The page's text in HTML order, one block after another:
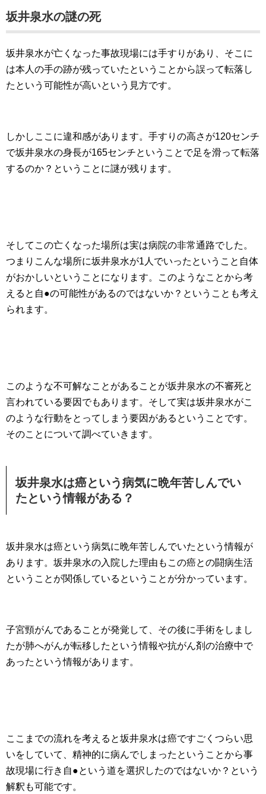
坂井泉水の謎の死
坂井泉水が亡くなった事故現場には手すりがあり、そこに
は本人の手の跡が残っていたということから誤って転落し
たという可能性が高いという見方です。
しかしここに違和感があります。手すりの高さが120センチ
で坂井泉水の身長が165センチということで足を滑って転落
するのか？ということに謎が残ります。
そしてこの亡くなった場所は実は病院の非常通路でした。
つまりこんな場所に坂井泉水が1人でいったということ自体
がおかしいということになります。このようなことから考
えると自●の可能性があるのではないか？ということも考え
られます。
このような不可解なことがあることが坂井泉水の不審死と
言われている要因でもあります。そして実は坂井泉水がこ
のような行動をとってしまう要因があるということです。
そのことについて調べていきます。
坂井泉水は癌という病気に晩年苦しんでい
たという情報がある？
坂井泉水は癌という病気に晩年苦しんでいたという情報が
あります。坂井泉水の入院した理由もこの癌との闘病生活
ということが関係しているということが分かっています。
子宮頸がんであることが発覚して、その後に手術をしまし
たが肺へがんが転移したという情報や抗がん剤の治療中で
あったという情報があります。
ここまでの流れを考えると坂井泉水は癌ですごくつらい思
いをしていて、精神的に病んでしまったということから事
故現場に行き自●という道を選択したのではないか？という
解釈も可能です。